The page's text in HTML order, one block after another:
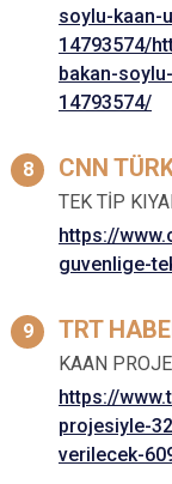
soylu-kaan-
14793574/
bakan-
14793574/
CNN
TEK TİP
https://
guvenlige-
TRT
KAAN
https://
projesiyle-
verilecek-